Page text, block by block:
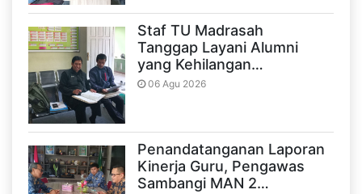
Staf TU Madrasah
Tanggap Layani Alumni
yang Kehilangan…
06 Agu 2026
Penandatanganan Laporan
Kinerja Guru, Pengawas
Sambangi MAN 2…